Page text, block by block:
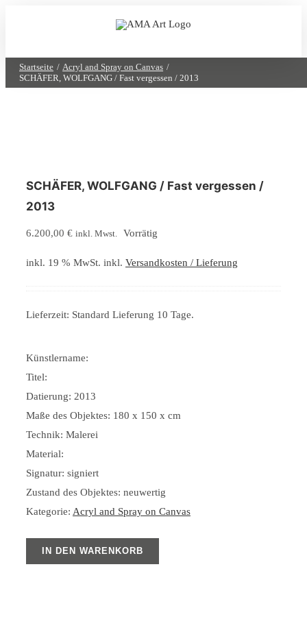
Startseite
Acryl and Spray on Canvas
SCHÄFER, WOLFGANG / Fast vergessen / 2013
SCHÄFER, WOLFGANG / Fast vergessen /
2013
6.200,00 € inkl. Mwst. Vorrätig
inkl. 19 % MwSt. inkl. Versandkosten / Lieferung
Lieferzeit: Standard Lieferung 10 Tage.
Künstlername:
Titel:
Datierung: 2013
Maße des Objektes: 180 x 150 x cm
Technik: Malerei
Material:
Signatur: signiert
Zustand des Objektes: neuwertig
Kategorie: Acryl and Spray on Canvas
IN DEN WARENKORB